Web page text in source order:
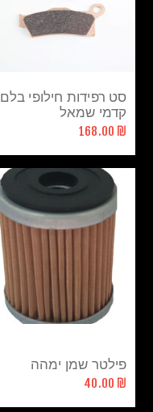
סט רפידות חילופי בלם
קדמי שמאל
אאוטלנדר\רנגייד
₪ 168.00
פילטר שמן ימהה
₪ 40.00